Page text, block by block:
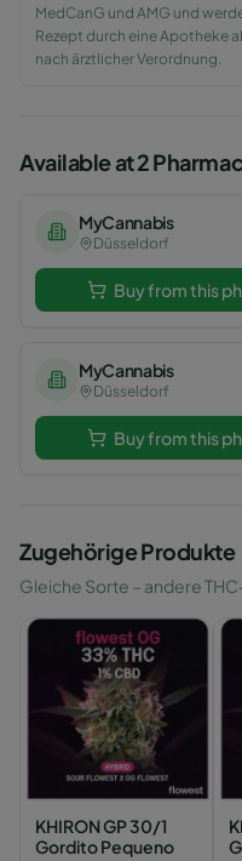
MedCanG und AMG und
Rezept durch eine Apotheke
nach ärztlicher Verordnung.
Available at 2
MyCannabis
Düsseldorf
Buy from this
MyCannabis
Düsseldorf
Buy from this
Zugehörige Produkte
Gleiche Sorte – andere
KHIRON GP 30/1
Gordito Pequeno